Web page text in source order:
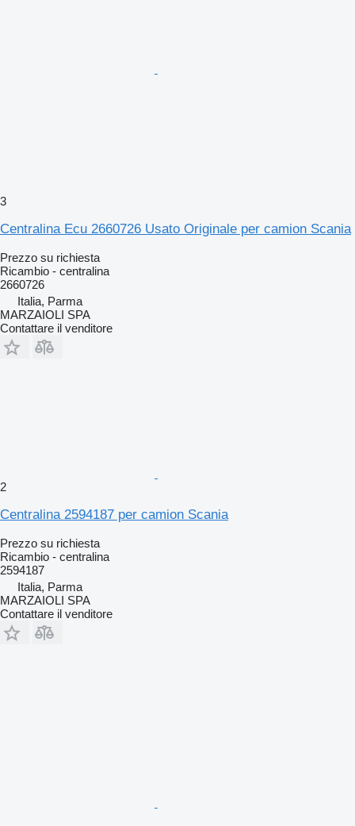
3
Centralina Ecu 2660726 Usato Originale per camion Scania
Prezzo su richiesta
Ricambio - centralina
2660726
Italia, Parma
MARZAIOLI SPA
Contattare il venditore
2
Centralina 2594187 per camion Scania
Prezzo su richiesta
Ricambio - centralina
2594187
Italia, Parma
MARZAIOLI SPA
Contattare il venditore